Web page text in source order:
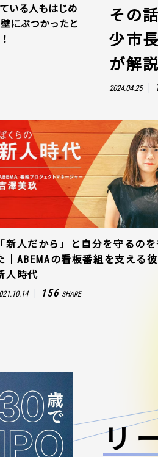
いる人もはじめ
にぶつかったと
その
少市
が解
2024.04.25
「新人だから」と自分を守るのを
｜ABEMAの看板番組を支える
人時代
156 SHARE
リ